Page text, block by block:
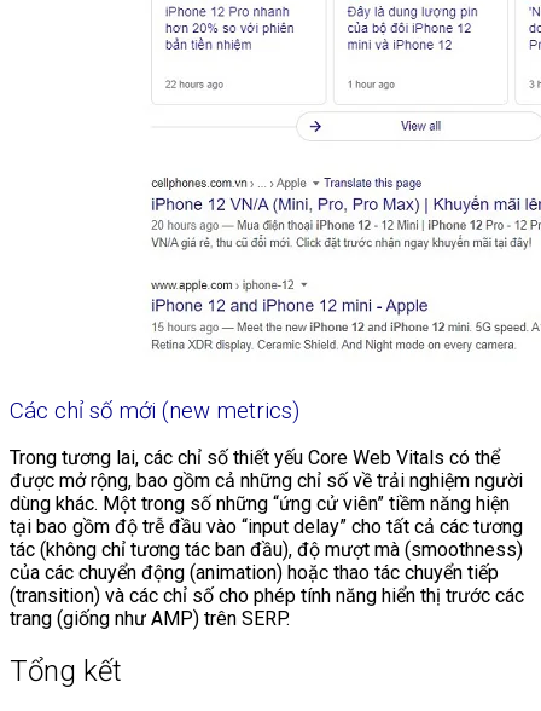
Các chỉ số mới (new metrics)
Trong tương lai, các chỉ số thiết yếu Core Web Vitals có thể
được mở rộng, bao gồm cả những chỉ số về trải nghiệm người
dùng khác. Một trong số những “ứng cử viên” tiềm năng hiện
tại bao gồm độ trễ đầu vào “input delay” cho tất cả các tương
tác (không chỉ tương tác ban đầu), độ mượt mà (smoothness)
của các chuyển động (animation) hoặc thao tác chuyển tiếp
(transition) và các chỉ số cho phép tính năng hiển thị trước các
trang (giống như AMP) trên SERP.
Tổng kết